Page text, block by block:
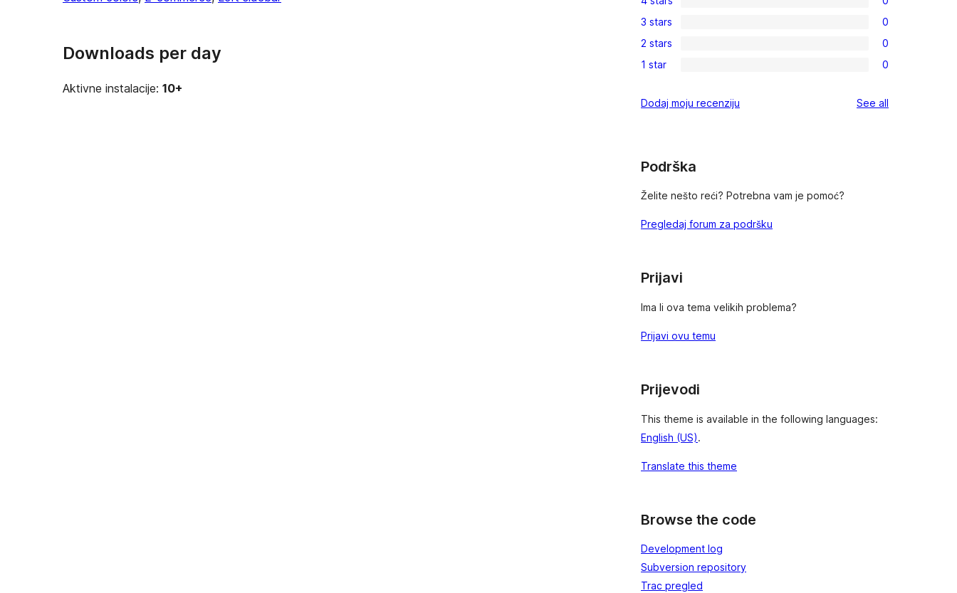
Downloads per day
Aktivne instalacije: 10+
5-
star
review
0
4-
star
reviews
0
3-
star
3 stars 0
0
2-
reviews
2 stars 0
0
star
1 star 0
Dodaj moju recenziju See all
Podrška
Želite nešto reći? Potrebna vam je pomoć?
Pregledaj forum za podršku
Prijavi
Ima li ova tema velikih problema?
Prijavi ovu temu
Prijevodi
This theme is available in the following languages:
English (US).
Translate this theme
Browse the code
Development log
Subversion repository
Trac pregled